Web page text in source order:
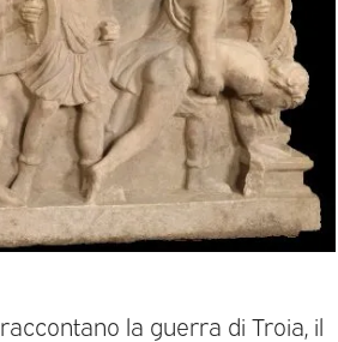
la guerra di Troia, il